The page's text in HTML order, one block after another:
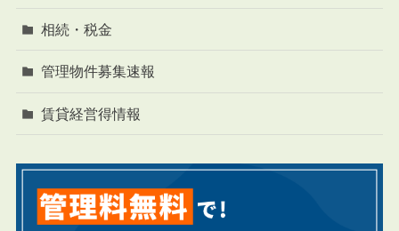
相続・税金
管理物件募集速報
賃貸経営得情報